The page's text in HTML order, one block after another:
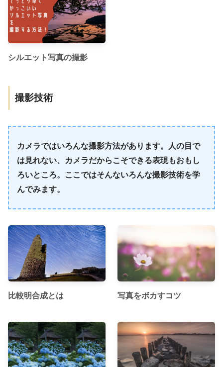
シルエット写真の撮影
撮影技術
カメラではいろんな撮影方法があります。人の目で
は見れない、カメラだからこそできる表現もおもし
ろいところ。ここではそんないろんな撮影技術を学
んでみます。
比較明合成とは 写真をボカすコツ